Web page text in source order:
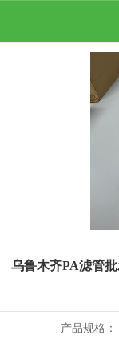
乌鲁木齐PA滤管
产品规格：